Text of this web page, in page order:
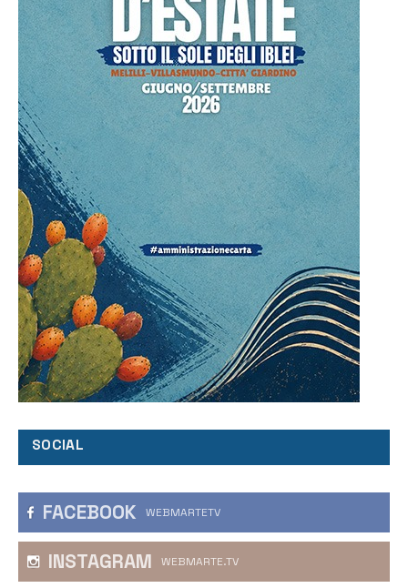
SOCIAL
FACEBOOK WEBMARTETV
INSTAGRAM WEBMARTE.TV